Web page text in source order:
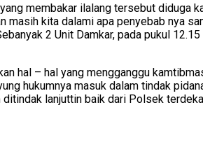
membakar ilalang tersebut diduga
masih kita dalami apa penyebab nya
2 Unit Damkar, pada pukul
hal – hal yang mengganggu
hukumnya masuk dalam tindak
lanjuttin baik dari Polsek